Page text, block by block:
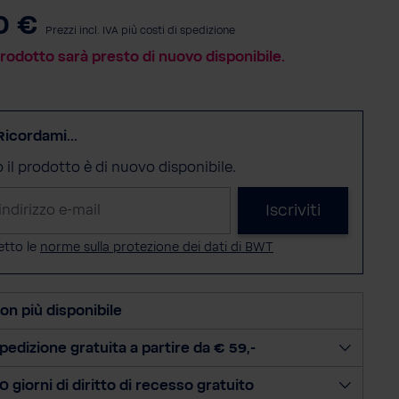
€ Prezzi incl. IVA più costi di spedizione
sarà presto di nuovo disponibile.
il prodotto è di nuovo disponibile.
Iscriviti
le norme sulla protezione dei dati di BWT
più disponibile
gratuita a partire da € 59,-
giorni di diritto di recesso gratuito